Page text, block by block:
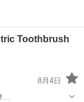
Toothbrush
8月4日
…